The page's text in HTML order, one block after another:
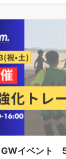
GWイベント